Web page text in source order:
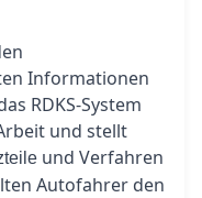
Informationen
RDKS-System
und stellt
und Verfahren
Autofahrer den